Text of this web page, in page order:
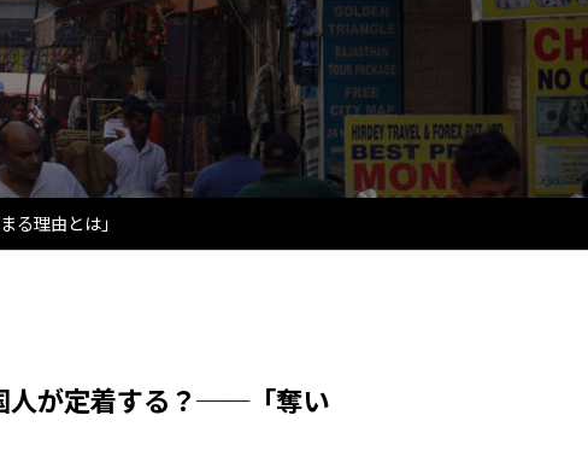
理由とは」
人が定着する？──「奪い